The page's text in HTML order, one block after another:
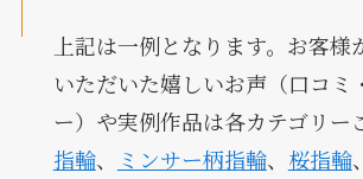
上記は一例となります。お客様
いただいた嬉しいお声（口コミ
ー）や実例作品は各カテゴリー
指輪、 ミンサー柄指輪、 桜指輪、